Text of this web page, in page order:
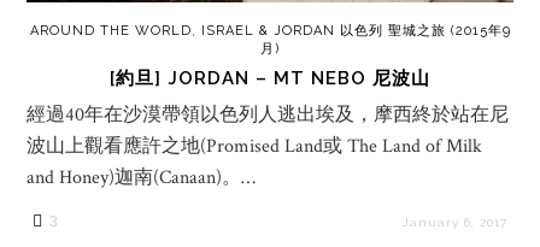
AROUND THE WORLD, ISRAEL & JORDAN 以色列 聖城之旅 (2015年9
月)
[約旦] JORDAN – MT NEBO 尼波山
經過40年在沙漠帶領以色列人逃出埃及，摩西終於站在尼
波山上觀看應許之地(Promised Land或 The Land of Milk
and Honey)迦南(Canaan)。…
3 January 6, 2017